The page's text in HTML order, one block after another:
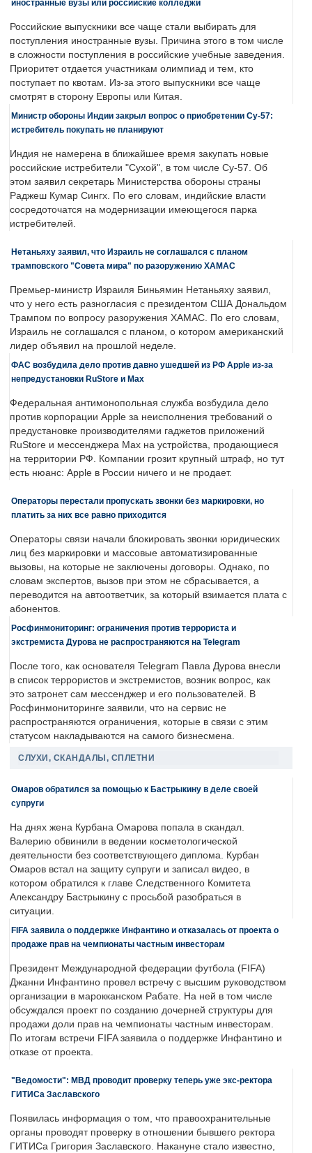
иностранные вузы или российские колледжи
Российские выпускники все чаще стали выбирать для
поступления иностранные вузы. Причина этого в том числе
в сложности поступления в российские учебные заведения.
Приоритет отдается участникам олимпиад и тем, кто
поступает по квотам. Из-за этого выпускники все чаще
смотрят в сторону Европы или Китая.
Министр обороны Индии закрыл вопрос о приобретении Су-57:
истребитель покупать не планируют
Индия не намерена в ближайшее время закупать новые
российские истребители "Сухой", в том числе Су-57. Об
этом заявил секретарь Министерства обороны страны
Раджеш Кумар Сингх. По его словам, индийские власти
сосредоточатся на модернизации имеющегося парка
истребителей.
Нетаньяху заявил, что Израиль не соглашался с планом
трамповского "Совета мира" по разоружению ХАМАС
Премьер-министр Израиля Биньямин Нетаньяху заявил,
что у него есть разногласия с президентом США Дональдом
Трампом по вопросу разоружения ХАМАС. По его словам,
Израиль не соглашался с планом, о котором американский
лидер объявил на прошлой неделе.
ФАС возбудила дело против давно ушедшей из РФ Apple из-за
непредустановки RuStore и Max
Федеральная антимонопольная служба возбудила дело
против корпорации Apple за неисполнения требований о
предустановке производителями гаджетов приложений
RuStore и мессенджера Max на устройства, продающиеся
на территории РФ. Компании грозит крупный штраф, но тут
есть нюанс: Apple в России ничего и не продает.
Операторы перестали пропускать звонки без маркировки, но
платить за них все равно приходится
Операторы связи начали блокировать звонки юридических
лиц без маркировки и массовые автоматизированные
вызовы, на которые не заключены договоры. Однако, по
словам экспертов, вызов при этом не сбрасывается, а
переводится на автоответчик, за который взимается плата с
абонентов.
Росфинмониторинг: ограничения против террориста и
экстремиста Дурова не распространяются на Telegram
После того, как основателя Telegram Павла Дурова внесли
в список террористов и экстремистов, возник вопрос, как
это затронет сам мессенджер и его пользователей. В
Росфинмониторинге заявили, что на сервис не
распространяются ограничения, которые в связи с этим
статусом накладываются на самого бизнесмена.
СЛУХИ, СКАНДАЛЫ, СПЛЕТНИ
Омаров обратился за помощью к Бастрыкину в деле своей
супруги
На днях жена Курбана Омарова попала в скандал.
Валерию обвинили в ведении косметологической
деятельности без соответствующего диплома. Курбан
Омаров встал на защиту супруги и записал видео, в
котором обратился к главе Следственного Комитета
Александру Бастрыкину с просьбой разобраться в
ситуации.
FIFA заявила о поддержке Инфантино и отказалась от проекта о
продаже прав на чемпионаты частным инвесторам
Президент Международной федерации футбола (FIFA)
Джанни Инфантино провел встречу с высшим руководством
организации в марокканском Рабате. На ней в том числе
обсуждался проект по созданию дочерней структуры для
продажи доли прав на чемпионаты частным инвесторам.
По итогам встречи FIFA заявила о поддержке Инфантино и
отказе от проекта.
"Ведомости": МВД проводит проверку теперь уже экс-ректора
ГИТИСа Заславского
Появилась информация о том, что правоохранительные
органы проводят проверку в отношении бывшего ректора
ГИТИСа Григория Заславского. Накануне стало известно,